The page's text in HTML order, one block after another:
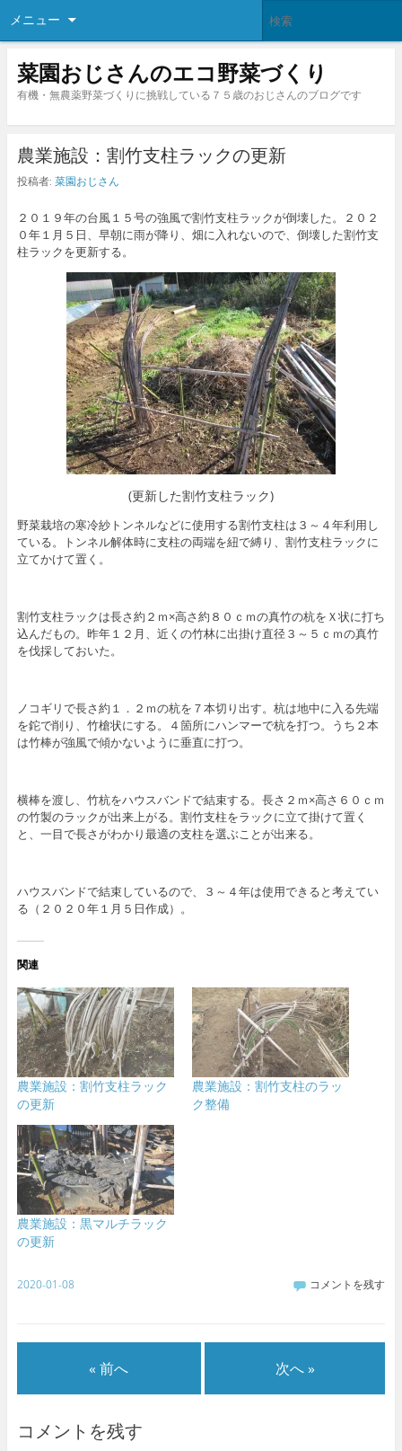
メニュー
菜園おじさんのエコ野菜づくり
有機・無農薬野菜づくりに挑戦している７５歳のおじさんのブログです
農業施設：割竹支柱ラックの更新
投稿者: 菜園おじさん
２０１９年の台風１５号の強風で割竹支柱ラックが倒壊した。２０２
０年１月５日、早朝に雨が降り、畑に入れないので、倒壊した割竹支
柱ラックを更新する。
(更新した割竹支柱ラック)
野菜栽培の寒冷紗トンネルなどに使用する割竹支柱は３～４年利用し
ている。トンネル解体時に支柱の両端を紐で縛り、割竹支柱ラックに
立てかけて置く。
割竹支柱ラックは長さ約２ｍ×高さ約８０ｃｍの真竹の杭をＸ状に打ち
込んだもの。昨年１２月、近くの竹林に出掛け直径３～５ｃｍの真竹
を伐採しておいた。
ノコギリで長さ約１．２ｍの杭を７本切り出す。杭は地中に入る先端
を鉈で削り、竹槍状にする。４箇所にハンマーで杭を打つ。うち２本
は竹棒が強風で傾かないように垂直に打つ。
横棒を渡し、竹杭をハウスバンドで結束する。長さ２ｍ×高さ６０ｃｍ
の竹製のラックが出来上がる。割竹支柱をラックに立て掛けて置く
と、一目で長さがわかり最適の支柱を選ぶことが出来る。
ハウスバンドで結束しているので、３～４年は使用できると考えてい
る（２０２０年１月５日作成）。
関連
農業施設：割竹支柱ラック
の更新
農業施設：割竹支柱のラッ
ク整備
農業施設：黒マルチラック
の更新
2020-01-08 コメントを残す
« 前へ 次へ »
コメントを残す